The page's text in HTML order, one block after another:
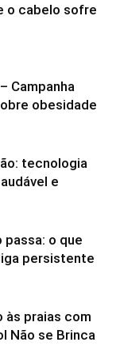
o cabelo sofre
Campanha
obesidade
tecnologia
e
passa: o que
persistente
às praias com
Não se Brinca